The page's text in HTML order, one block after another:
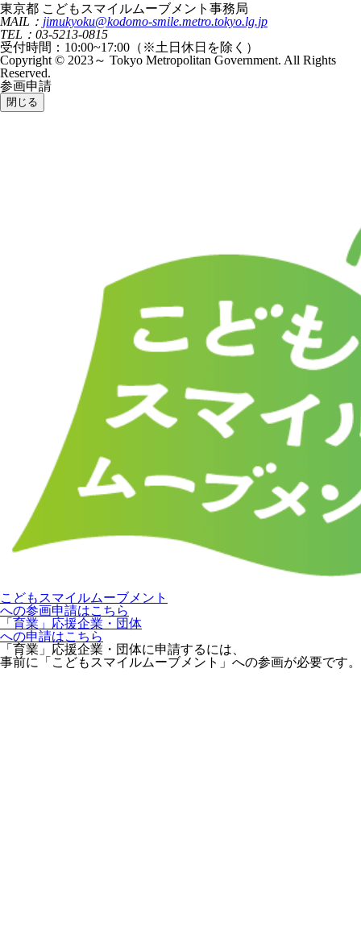
東京都 こどもスマイルムーブメント事務局
MAIL： jimukyoku@kodomo-smile.metro.tokyo.lg.jp
TEL：03-5213-0815
受付時間：10:00~17:00（※土日休日を除く）
Copyright © 2023～ Tokyo Metropolitan Government. All Rights
Reserved.
参画申請
閉じる
こどもスマイルムーブメント
への参画申請はこちら
「育業」応援企業・団体
への申請はこちら
「育業」応援企業・団体に申請するには、
事前に「こどもスマイルムーブメント」への参画が必要です。